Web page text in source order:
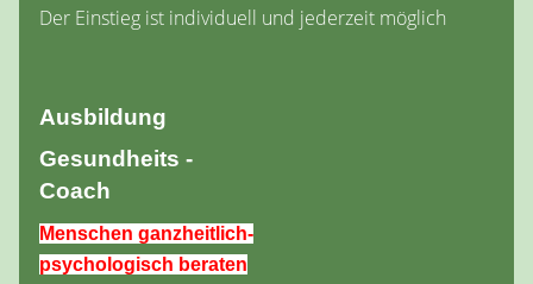
Der Einstieg ist individuell und jederzeit möglich
Ausbildung
Gesundheits -
Coach
Menschen ganzheitlich-
psychologisch beraten